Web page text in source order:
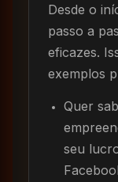
Desde o
passo a
eficazes.
exemplos
Quer
seu